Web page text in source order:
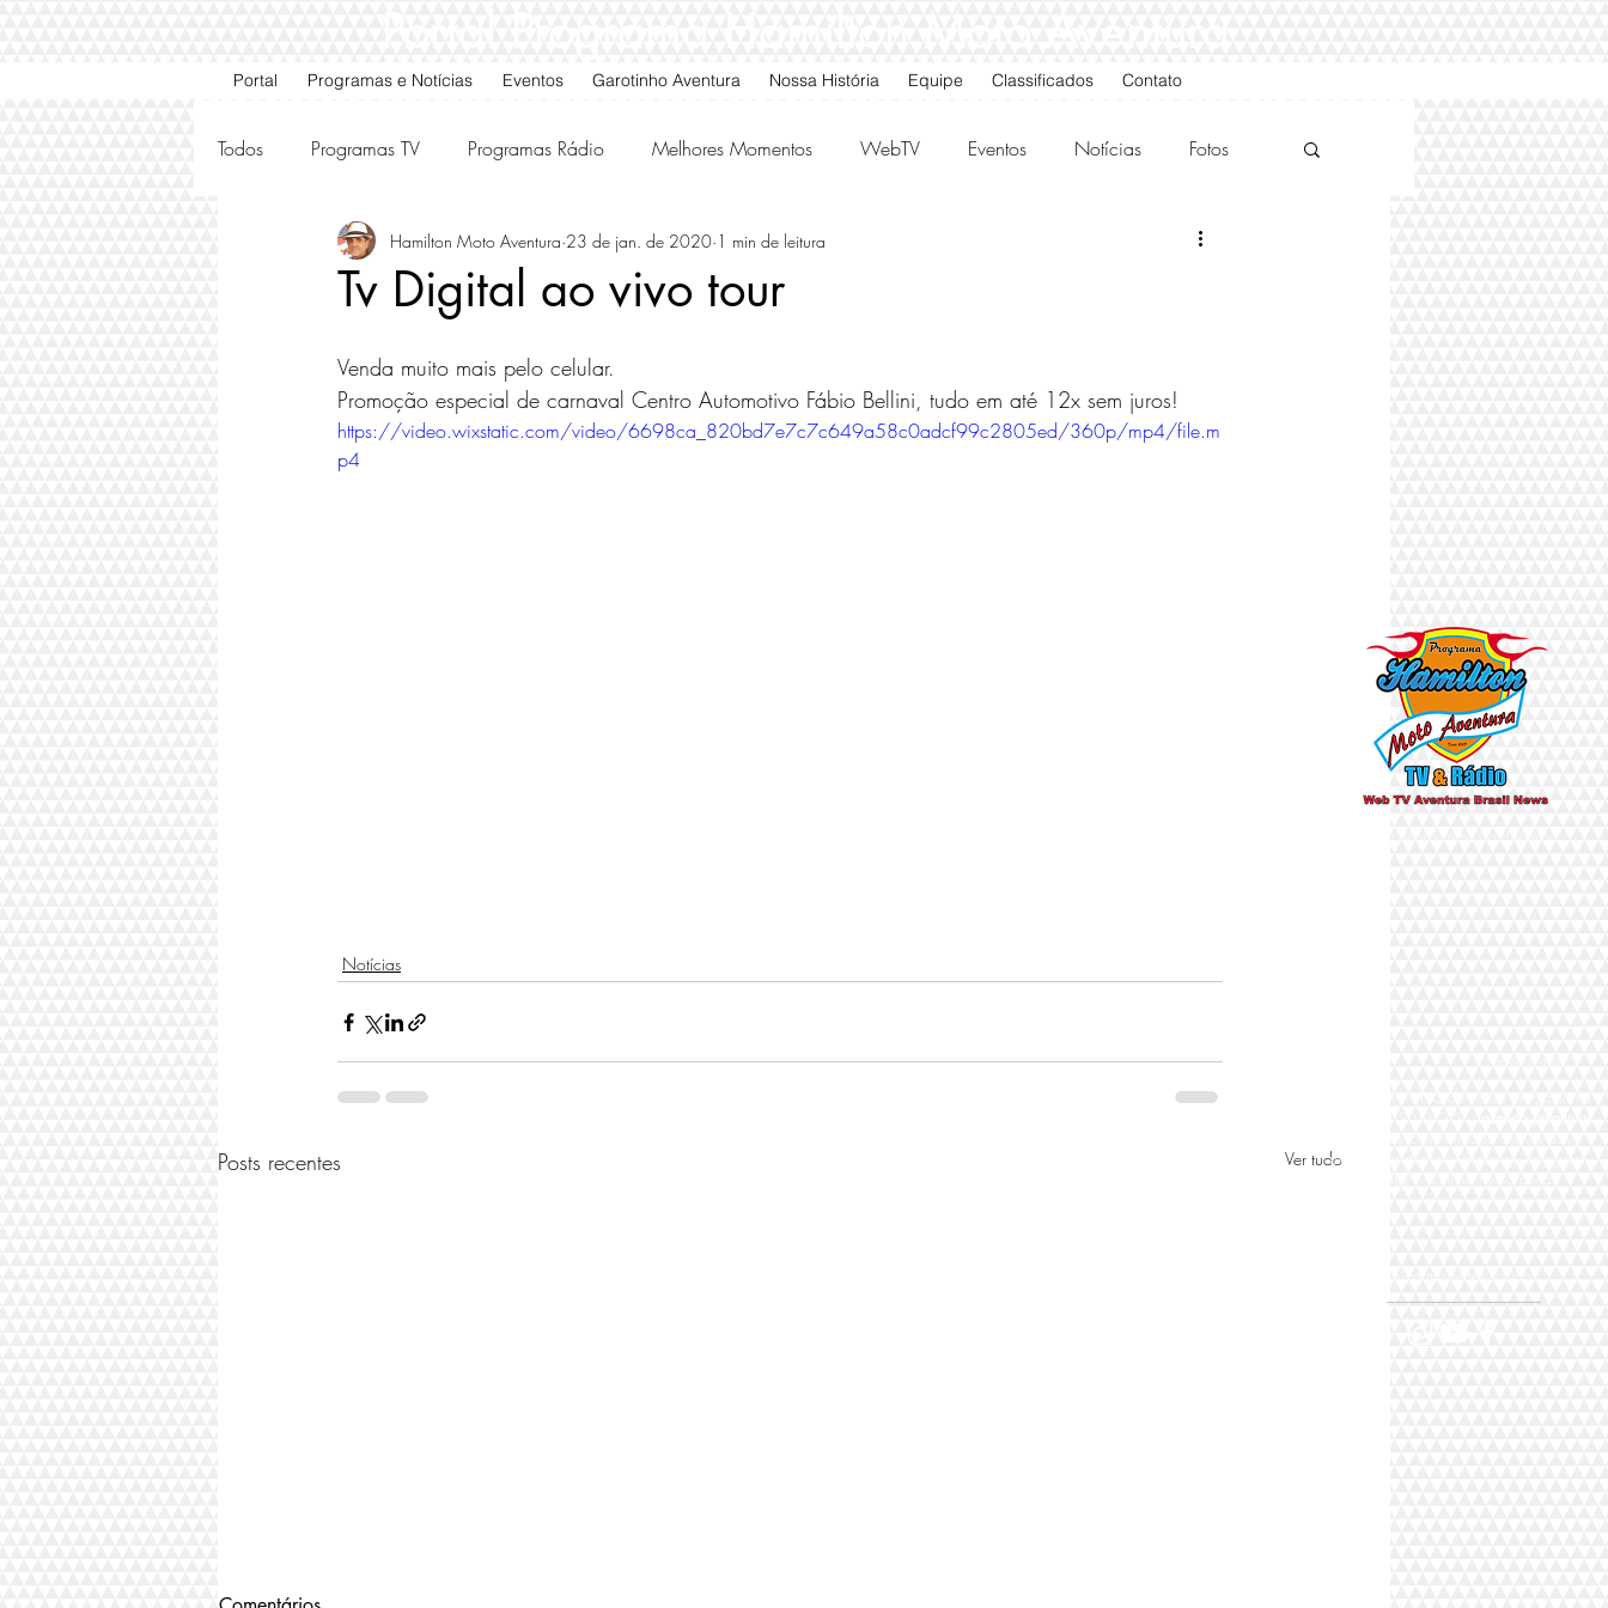
Portal Programas e Notícias Eventos Garotinho Aventura Nossa História Equipe Classificados Contato
plataformas digitais Facebook, Instagram,
Todos Programas TV Programas Rádio Melhores Momentos WebTV Eventos Notícias Fotos
Motos e Carros Antigos Amigos da Quarta Classificados
Tv Digital ao vivo tour
Hamilton Moto Aventura 23 de jan. de 2020 1 min de leitura
Venda muito mais pelo celular.
Promoção especial de carnaval Centro Automotivo Fábio Bellini, tudo em até 12x sem juros!
https://video.wixstatic.com/video/6698ca_820bd7e7c7c649a58c0adcf99c2805ed/360p/mp4/file.m
p4
Notícias
Posts recentes Ver tudo